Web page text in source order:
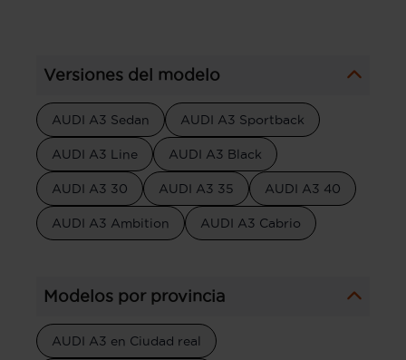
Versiones del modelo
AUDI A3 Sedan AUDI A3 Sportback
AUDI A3 Line AUDI A3 Black
AUDI A3 30 AUDI A3 35 AUDI A3 40
AUDI A3 Ambition AUDI A3 Cabrio
Modelos por provincia
AUDI A3 en Ciudad real